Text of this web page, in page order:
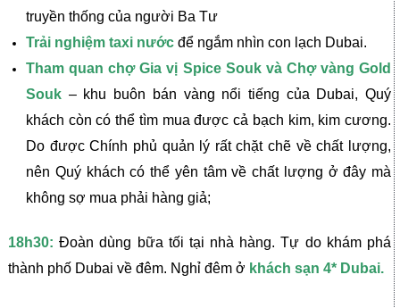
truyền thống của người Ba Tư
Trải nghiệm taxi nước để ngắm nhìn con lạch Dubai.
Tham quan chợ Gia vị Spice Souk và Chợ vàng Gold
Souk – khu buôn bán vàng nổi tiếng của Dubai, Quý
khách còn có thể tìm mua được cả bạch kim, kim cương.
Do được Chính phủ quản lý rất chặt chẽ về chất lượng,
nên Quý khách có thể yên tâm về chất lượng ở đây mà
không sợ mua phải hàng giả;
18h30: Đoàn dùng bữa tối tại nhà hàng. Tự do khám phá
thành phố Dubai về đêm. Nghỉ đêm ở khách sạn 4* Dubai.